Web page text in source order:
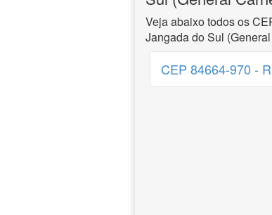
Veja abaixo todos os
Jangada do Sul
CEP 84664-970 -